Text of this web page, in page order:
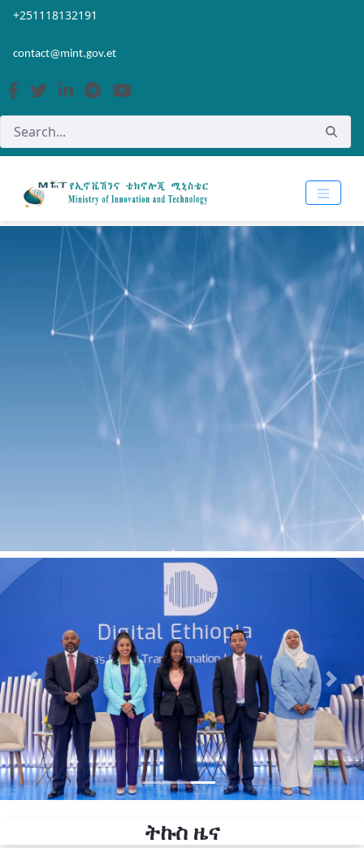
Skip to Main Content
Open Accessibility Menu
+251118132191
contact@mint.gov.et
Previous Next
ትኩስ ዜና